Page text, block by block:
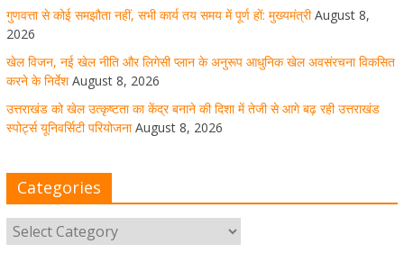
उत्तराखंड को खेल उत्कृष्टता का केंद्र बनाने की दिशा में तेजी से आगे
बढ़ रही उत्तराखंड स्पोर्ट्स यूनिवर्सिटी परियोजना
August 8, 2026 1 Comment
मुख्य सचिव ने कहा- कौशल विकास से संबंधित सभी विभाग एक
गुणवत्ता से कोई समझौता नहीं, सभी कार्य तय समय में पूर्ण हों: मुख्यमंत्री August 8,
2026
खेल विजन, नई खेल नीति और लिगेसी प्लान के अनुरूप आधुनिक खेल अवसंरचना विकसित
करने के निर्देश August 8, 2026
उत्तराखंड को खेल उत्कृष्टता का केंद्र बनाने की दिशा में तेजी से आगे बढ़ रही उत्तराखंड
स्पोर्ट्स यूनिवर्सिटी परियोजना August 8, 2026
Categories